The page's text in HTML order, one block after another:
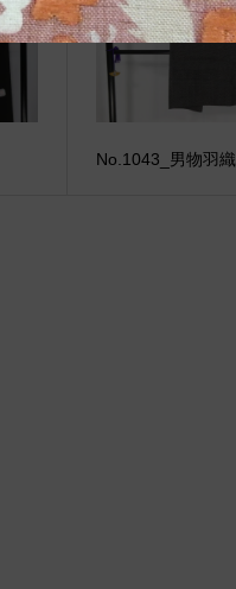
No.1043_男物羽織